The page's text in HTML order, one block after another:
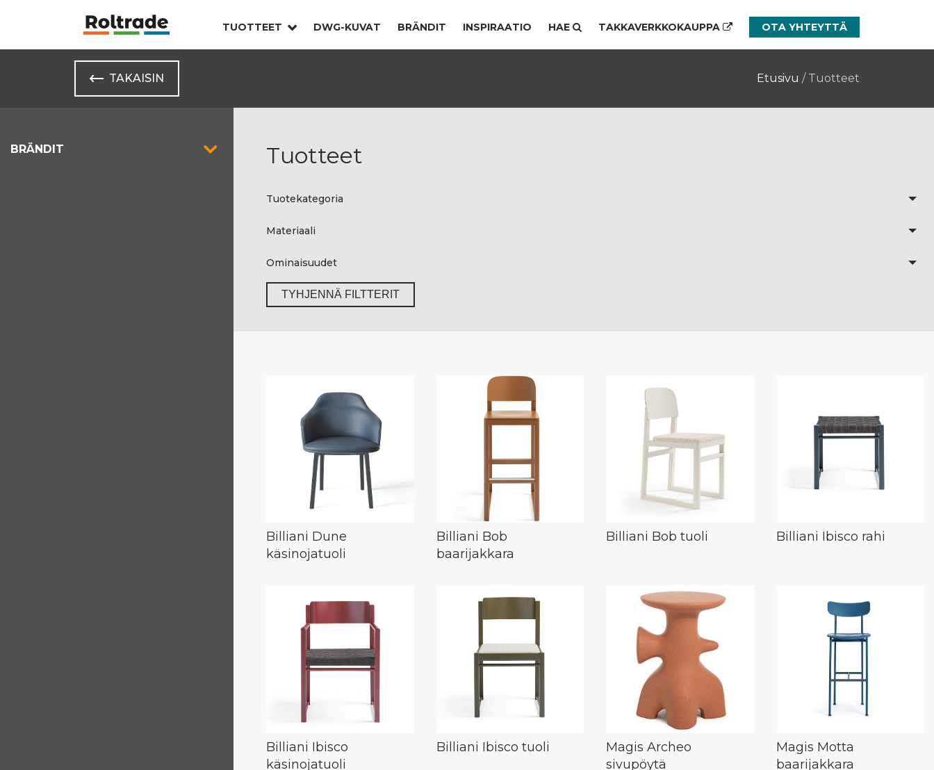
TUOTTEET DWG-KUVAT BRÄNDIT INSPIRAATIO HAE TAKKAVERKKOKAUPPA OTA YHTEYTTÄ
TAKAISIN Etusivu / Tuotteet
BRÄNDIT Tuotteet
Tuotekategoria
Materiaali
Ominaisuudet
TYHJENNÄ FILTTERIT
Billiani Dune
käsinojatuoli
Billiani Bob
baarijakkara
Billiani Bob tuoli Billiani Ibisco rahi
Billiani Ibisco
käsinojatuoli
Billiani Ibisco tuoli
Magis Archeo
sivupöytä
Magis Motta
baarijakkara